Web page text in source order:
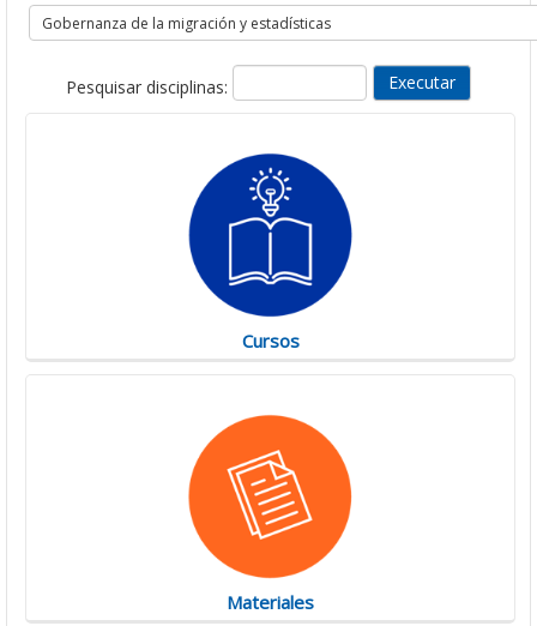
Pesquisar disciplinas:
Cursos
Materiales